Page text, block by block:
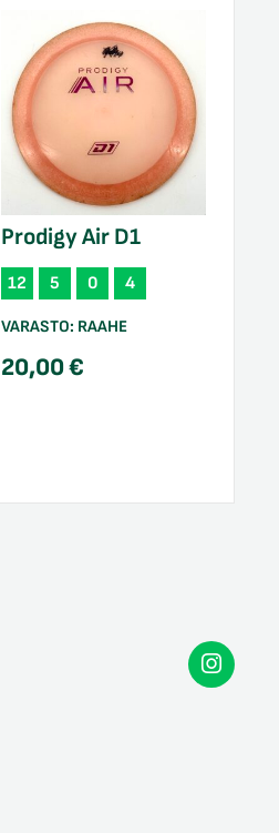
Prodigy Air D1
12 5 0 4
VARASTO: RAAHE
20,00€